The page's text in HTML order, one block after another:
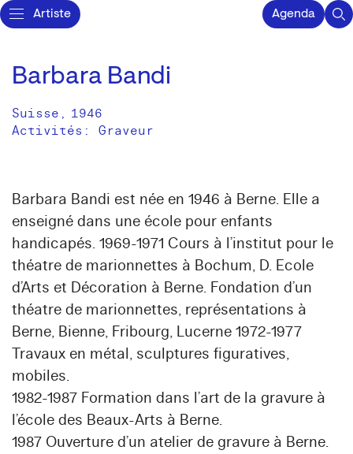
Artiste Agenda
Barbara Bandi
Suisse , 1946
Activités: Graveur
Barbara Bandi est née en 1946 à Berne. Elle a
enseigné dans une école pour enfants
handicapés. 1969-1971 Cours à l’institut pour le
théatre de marionnettes à Bochum, D. Ecole
d’Arts et Décoration à Berne. Fondation d’un
théatre de marionnettes, représentations à
Berne, Bienne, Fribourg, Lucerne 1972-1977
Travaux en métal, sculptures figuratives,
mobiles.
1982-1987 Formation dans l’art de la gravure à
l’école des Beaux-Arts à Berne.
1987 Ouverture d’un atelier de gravure à Berne.